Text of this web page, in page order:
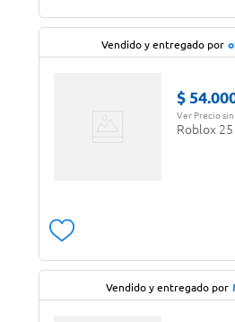
Vendido y entregado por
$ 54.
Ver Precio
Roblox 25
Vendido y entregado por